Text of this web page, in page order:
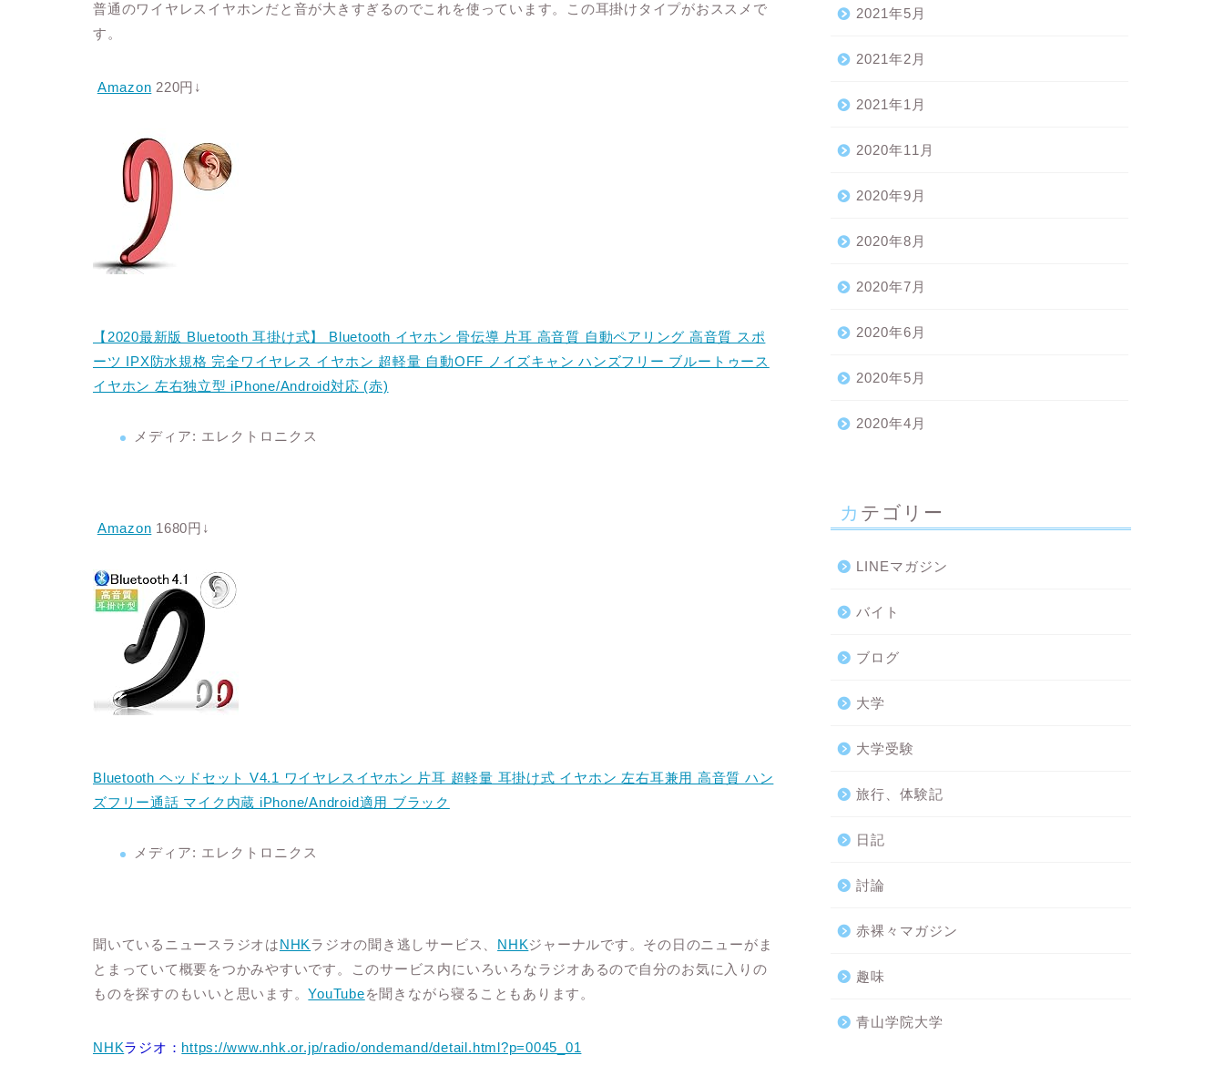
普通のワイヤレスイヤホンだと音が大きすぎるのでこれを使っています。この耳掛けタイプがおススメで
す。
Amazon 220円↓
【2020最新版 Bluetooth 耳掛け式】 Bluetooth イヤホン 骨伝導 片耳 高音質 自動ペアリング 高音質 スポ
ーツ IPX防水規格 完全ワイヤレス イヤホン 超軽量 自動OFF ノイズキャン ハンズフリー ブルートゥース
イヤホン 左右独立型 iPhone/Android対応 (赤)
メディア: エレクトロニクス
Amazon 1680円↓
Bluetooth ヘッドセット V4.1 ワイヤレスイヤホン 片耳 超軽量 耳掛け式 イヤホン 左右耳兼用 高音質 ハン
ズフリー通話 マイク内蔵 iPhone/Android適用 ブラック
メディア: エレクトロニクス
聞いているニュースラジオはNHKラジオの聞き逃しサービス、 NHKジャーナルです。その日のニューがま
とまっていて概要をつかみやすいです。このサービス内にいろいろなラジオあるので自分のお気に入りの
ものを探すのもいいと思います。YouTubeを聞きながら寝ることもあります。
NHKラジオ： https://www.nhk.or.jp/radio/ondemand/detail.html?p=0045_01
2021年5月
2021年2月
2021年1月
2020年11月
2020年9月
2020年8月
2020年7月
2020年6月
2020年5月
2020年4月
カテゴリー
LINEマガジン
バイト
ブログ
大学
大学受験
旅行、体験記
日記
討論
赤裸々マガジン
趣味
青山学院大学